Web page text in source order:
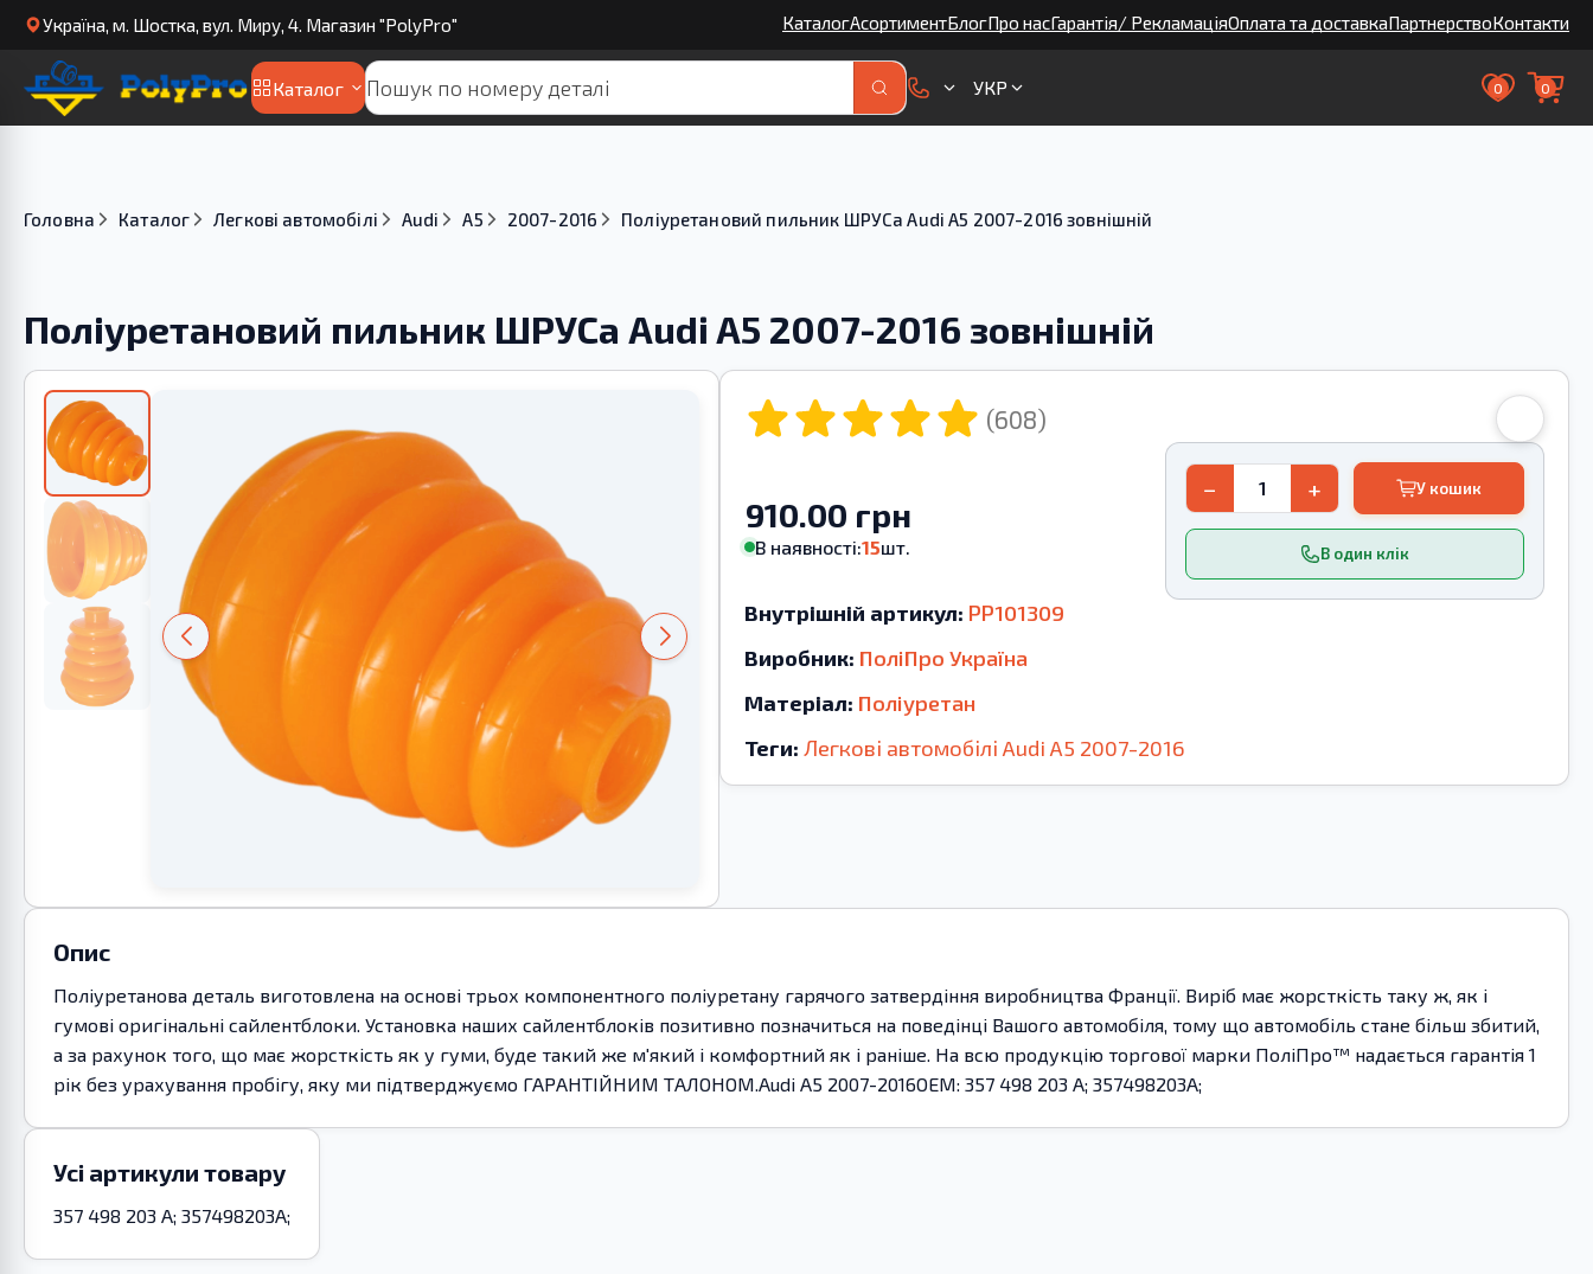
Українa, м. Шостка, вул. Миру, 4. Магазин "PolyPro" КаталогАсортиментБлогПро насГарантія/ РекламаціяОплата та доставкаПартнерствоКонтакти
Каталог УКР 0 0
Головна Каталог Легкові автомобілі Audi A5 2007-2016 Поліуретановий пильник ШРУСа Audi A5 2007-2016 зовнішній
Поліуретановий пильник ШРУСа Audi A5 2007-2016 зовнішній
(608)
910.00 грн
В наявності:15шт. В один клік
− + У кошик
Внутрішній артикул: PP101309
Виробник: ПоліПро Україна
Матеріал: Поліуретан
Теги: Легкові автомобілі Audi A5 2007-2016
Опис
Поліуретанова деталь виготовлена на основі трьох компонентного поліуретану гарячого затвердіння виробництва Франції. Виріб має жорсткість таку ж, як і
гумові оригінальні сайлентблоки. Установка наших сайлентблоків позитивно позначиться на поведінці Вашого автомобіля, тому що автомобіль стане більш збитий,
а за рахунок того, що має жорсткість як у гуми, буде такий же м'який і комфортний як і раніше. На всю продукцію торгової марки ПоліПро™ надається гарантія 1
рік без урахування пробігу, яку ми підтверджуємо ГАРАНТІЙНИМ ТАЛОНОМ.Audi A5 2007-2016OEM: 357 498 203 A; 357498203A;
Усі артикули товару
357 498 203 A; 357498203A;